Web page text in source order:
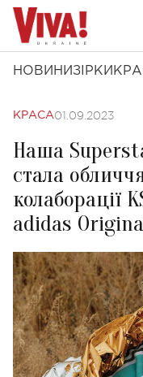
НОВИНИ ЗІРКИ
КРАСА01.09.2023
Наша
стала
колаборації
adidas